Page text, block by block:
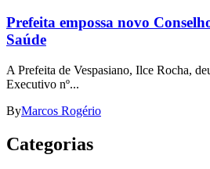
Prefeita empossa novo
Saúde
A Prefeita de Vespasiano, Ilce Rocha,
Executivo nº...
ByMarcos Rogério
Categorias